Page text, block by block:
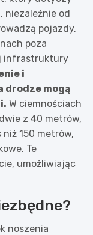
niezależnie od
pojazdy.
poza
infrastruktury
i
drodze mogą
W ciemnościach
z 40 metrów,
150 metrów,
Te
umożliwiając
noszenia